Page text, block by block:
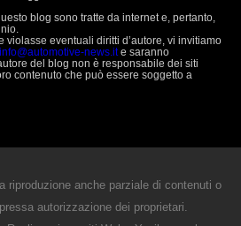
blog sono tratte da internet e, pertanto,
eventuali diritti d’autore, vi invitiamo
info@automotive-news.ite saranno
del blog non è responsabile dei siti
contenuto che può essere soggetto a
riproduzione anche parziale di contenuti o
autorizzazione dei proprietari.